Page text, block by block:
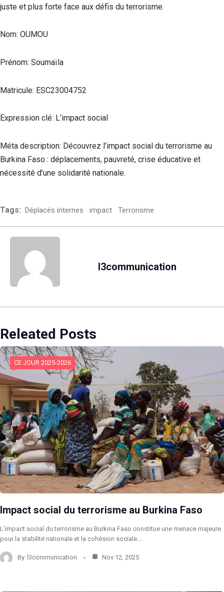
juste et plus forte face aux défis du terrorisme.
Nom: OUMOU
Prénom: Soumaïla
Matricule: ESC23004752
Expression clé: L’impact social
Méta description: Découvrez l’impact social du terrorisme au
Burkina Faso : déplacements, pauvreté, crise éducative et
nécessité d’une solidarité nationale.
Tags: Déplacés internes impact Terrorisme
l3communication
Releated Posts
CE JOUR 2025-2026
Impact social du terrorisme au Burkina Faso
L’impact social du terrorisme au Burkina Faso constitue une menace majeure
pour la stabilité nationale et la cohésion sociale.…
By l3communication Nov 12, 2025